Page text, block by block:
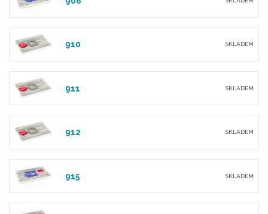
910 SKLADEM
911 SKLADEM
912 SKLADEM
915 SKLADEM